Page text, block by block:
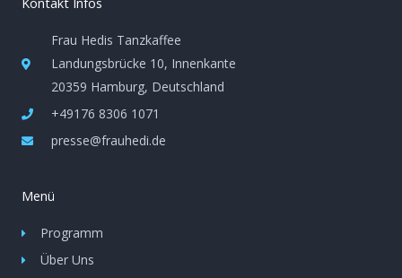
Frau Hedis Tanzkaffee
Landungsbrücke 10, Innenkante
20359 Hamburg, Deutschland
+49176 8306 1071
presse@frauhedi.de
Menü
Programm
Über Uns